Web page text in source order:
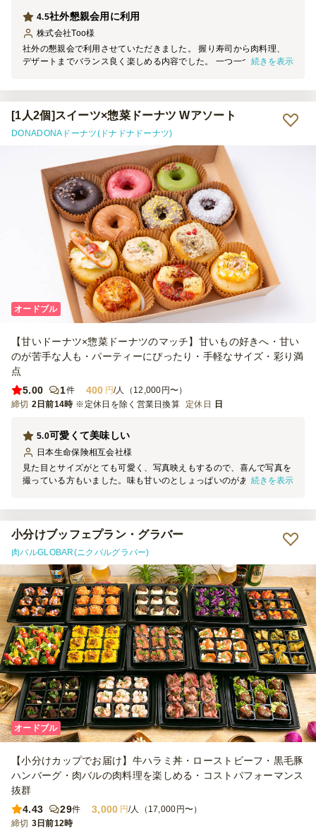
社外懇親会用に利用
4.5
株式会社Too様
社外の懇親会で利用させていただきました。 握り寿司から肉料理、
デザートまでバランス良く楽しめる内容でした。 一つ一つ丁寧に小
続きを表示
[1人2個]スイーツ×惣菜ドーナツ Wアソート
DONADONAドーナツ(ドナドナドーナツ)
オードブル
【甘いドーナツ×惣菜ドーナツのマッチ】甘いもの好きへ・甘い
のが苦手な人も・パーティーにぴったり・手軽なサイズ・彩り満
点
5.00
1件 400 円/人（12,000円〜）
締切 2日前14時 ※定休日を除く営業日換算 定休日 日
可愛くて美味しい
5.0
日本生命保険相互会社様
見た目とサイズがとても可愛く、写真映えもするので、喜んで写真を
撮っている方もいました。味も甘いのとしょっぱいのがあり、どちら
す。小分けになっているので、片手で持って食べやすく、持ち帰る際
の衛生面でも安心でした。また利用したいと思います。
続きを表示
小分けブッフェプラン・グラバー
肉バルGLOBAR(ニクバルグラバー)
オードブル
【小分けカップでお届け】牛ハラミ丼・ローストビーフ・黒毛豚
ハンバーグ・肉バルの肉料理を楽しめる・コストパフォーマンス
抜群
4.43
29件 3,000 円/人（17,000円〜）
締切 3日前12時